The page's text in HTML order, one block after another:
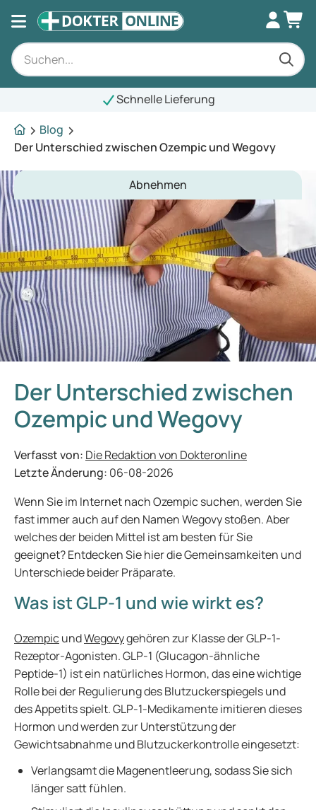
Schnelle Lieferung
Blog
Der Unterschied zwischen Ozempic und Wegovy
Abnehmen
Der Unterschied zwischen
Ozempic und Wegovy
Verfasst von: Die Redaktion von Dokteronline
Letzte Änderung: 06-08-2026
Wenn Sie im Internet nach Ozempic suchen, werden Sie
fast immer auch auf den Namen Wegovy stoßen. Aber
welches der beiden Mittel ist am besten für Sie
geeignet? Entdecken Sie hier die Gemeinsamkeiten und
Unterschiede beider Präparate.
Was ist GLP-1 und wie wirkt es?
OzempicundWegovygehören zur Klasse der GLP-1-
Rezeptor-Agonisten. GLP-1 (Glucagon-ähnliche
Peptide-1) ist ein natürliches Hormon, das eine wichtige
Rolle bei der Regulierung des Blutzuckerspiegels und
des Appetits spielt. GLP-1-Medikamente imitieren dieses
Hormon und werden zur Unterstützung der
Gewichtsabnahme und Blutzuckerkontrolle eingesetzt:
Verlangsamt die Magenentleerung, sodass Sie sich
länger satt fühlen.